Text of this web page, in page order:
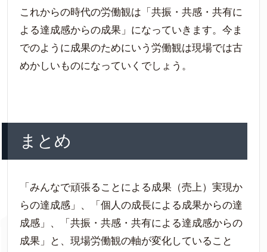
これからの時代の労働観は「共振・共感・共有に
よる達成感からの成果」になっていきます。今ま
でのように成果のためにいう労働観は現場では古
めかしいものになっていくでしょう。
まとめ
「みんなで頑張ることによる成果（売上）実現か
らの達成感」、「個人の成長による成果からの達
成感」、「共振・共感・共有による達成感からの
成果」と、現場労働観の軸が変化していること